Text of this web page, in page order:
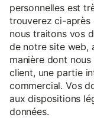
personnelles est
trouverez ci-après
nous traitons vos
de notre site web,
manière dont
client, une partie
commercial. Vos
aux dispositions
données.